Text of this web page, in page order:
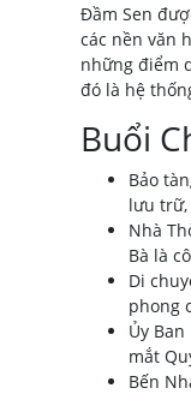
Đầm Sen
các nền văn
những điểm
đó là hệ
Buổi
Bảo
lưu trữ,
Nhà
Bà là
Di
phong
Ủy
mắt
Bến